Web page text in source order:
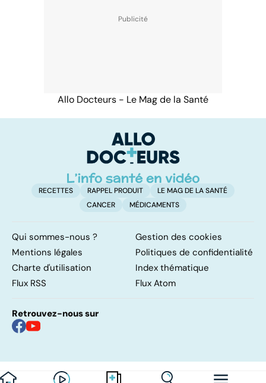
Allo Docteurs - Le Mag de la Santé
RECETTES RAPPEL PRODUIT
LE MAG DE LA SANTÉ
CANCER
MÉDICAMENTS
Qui sommes-nous ?
Gestion des cookies
Mentions légales
Politiques de confidentialité
Charte d'utilisation
Index thématique
Flux RSS
Flux Atom
Retrouvez-nous sur